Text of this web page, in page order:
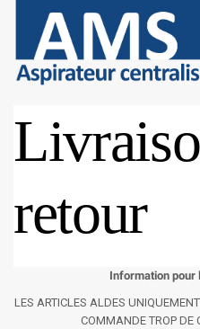
retour
Information pour
LES ARTICLES ALDES
COMMANDE TROP DE